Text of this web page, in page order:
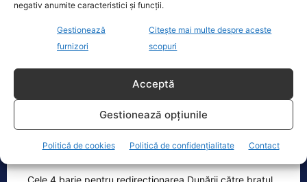
negativ anumite caracteristici și funcții.
Gestionează
furnizori
Citește mai multe despre aceste
scopuri
Acceptă
Gestionează opțiunile
Politică de cookies Politică de confidențialitate Contact
cheltuielile şi dacă nu mai trimite…
Fostul premier Victor Ponta a făcut o
serie de comentarii referitoare la
e următoarea. Oprești[...]
Oficiul de Știri